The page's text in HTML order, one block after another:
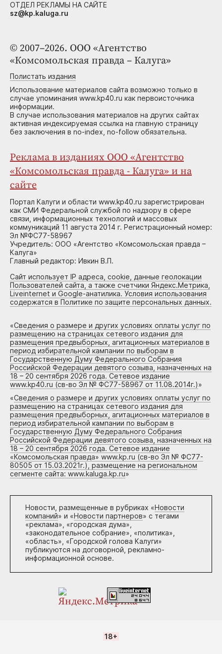
© 2007–2026. ООО «Агентство
«Комсомольская правда – Калуга»
Полистать издания
Использование материалов сайта возможно только в
случае упоминания www.kp40.ru как первоисточника
информации.
В случае использования материалов на других сайтах
активная индексируемая ссылка на главную страницу
без заключения в no-index, no-follow обязательна.
Реклама в изданиях ООО «Агентство
«Комсомольская правда - Калуга» и на
сайте
Портал Калуги и области www.kp40.ru зарегистрирован
как СМИ Федеральной службой по надзору в сфере
связи, информационных технологий и массовых
коммуникаций 11 августа 2014 г. Регистрационный номер:
Эл №ФС77-58967
Учредитель: ООО «Агентство «Комсомольская правда –
Калуга»
Главный редактор: Ивкин В.П.
Сайт использует IP адреса, cookie, данные геолокации
Пользователей сайта, а также счетчики Яндекс.Метрика,
Liveinternet и Google-анатилика. Условия использования
содержатся в Политике по защите персональных данных.
«Сведения о размере и других условиях оплаты услуг по
размещению на страницах сетевого издания для
размещения предвыборных, агитационных материалов в
период избирательной кампании по выборам в
Государственную Думу Федерального Собрания
Российской Федерации девятого созыва, назначенных на
18 – 20 сентября 2026 года. Сетевое издание
www.kp40.ru (св-во Эл № ФС77-58967 от 11.08.2014г.)»
«Сведения о размере и других условиях оплаты услуг по
размещению на страницах сетевого издания для
размещения предвыборных, агитационных материалов в
период избирательной кампании по выборам в
Государственную Думу Федерального Собрания
Российской Федерации девятого созыва, назначенных на
18 – 20 сентября 2026 года. Сетевое издание
«Комсомольская правда» www.kp.ru (св-во Эл № ФС77-
80505 от 15.03.2021г.), размещение на региональном
сегменте сайта: www.kaluga.kp.ru»
Новости, размещенные в рубриках «Новости
компаний» и «Новости партнеров» с тегами
«реклама», «городская дума»,
«законодательное собрание», «политика»,
«область», «Городской голова Калуги»
публикуются на договорной, рекламно-
информационной основе.
ОТДЕЛ РЕКЛАМЫ НА САЙТЕ
sz@kp.kaluga.ru
18+